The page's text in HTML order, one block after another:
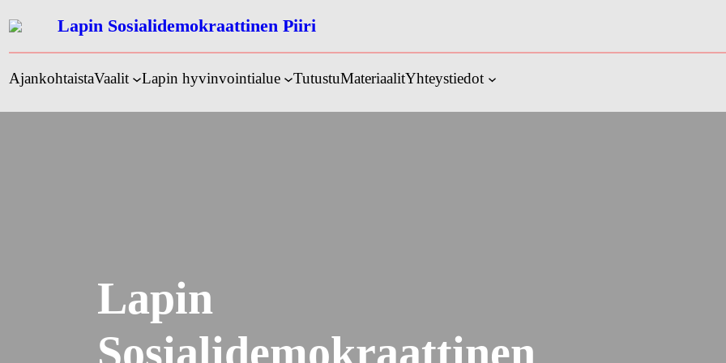
sisältöön
Lapin Sosialidemokraattinen Piiri
AjankohtaistaVaalit Lapin hyvinvointialue TutustuMateriaalitYhteystiedot
Lapin
Sosialidemokraattinen